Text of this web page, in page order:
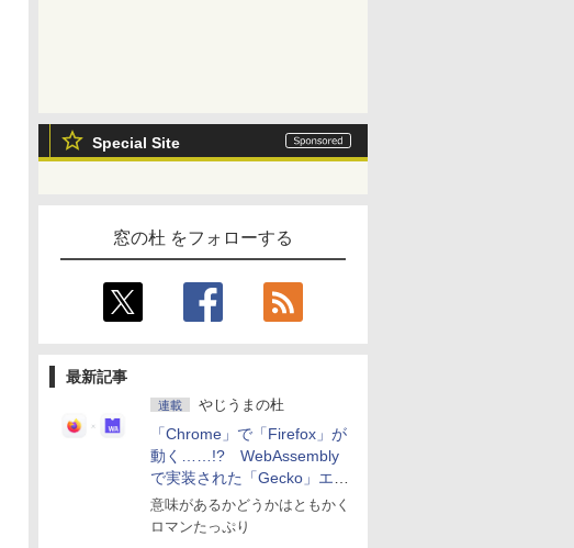
Special Site
窓の杜 をフォローする
最新記事
連載 やじうまの杜
「Chrome」で「Firefox」が
動く……!? WebAssembly
で実装された「Gecko」エン
ジン
意味があるかどうかはともかく
ロマンたっぷり